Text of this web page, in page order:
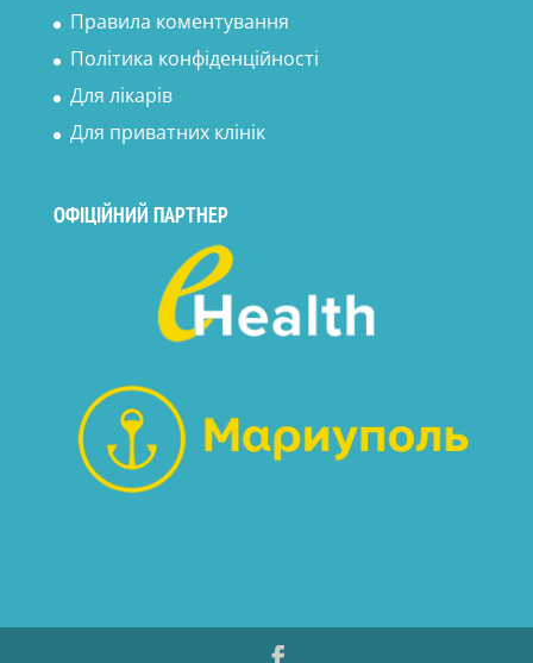
Правила коментування
Політика конфіденційності
Для лікарів
Для приватних клінік
ОФІЦІЙНИЙ ПАРТНЕР